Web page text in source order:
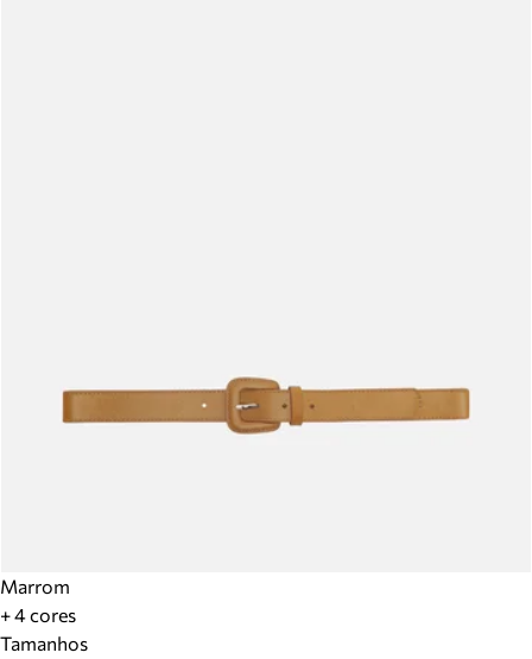
Marrom
+ 4 cores
Tamanhos